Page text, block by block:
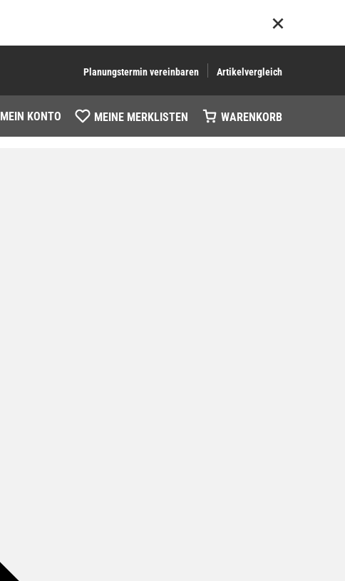
Planungstermin vereinbaren Artikelvergleich
MEIN KONTO MEINE MERKLISTEN WARENKORB